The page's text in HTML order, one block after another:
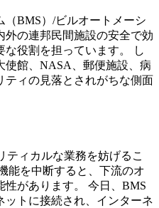
（BMS）/ビルオートメーシ
外の連邦民間施設の安全で効
役割を担っています。 し
使館、NASA、郵便施設、病
ティの見落とされがちな側面
ティカルな業務を妨げるこ
能を中断すると、下流のオ
があります。 今日、BMS
ットに接続され、インターネ